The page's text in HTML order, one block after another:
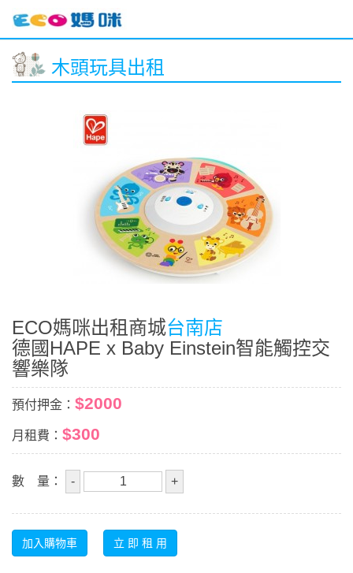
木頭玩具出租
ECO媽咪出租商城台南店
德國HAPE x Baby Einstein智能觸控交
響樂隊
預付押金： $2000
月租費： $300
數 量：